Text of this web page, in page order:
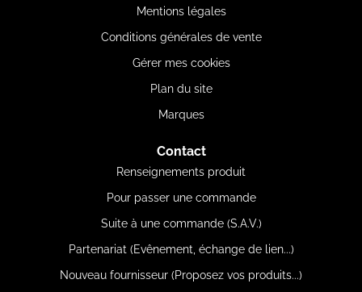
Mentions légales
Conditions générales de vente
Gérer mes cookies
Plan du site
Marques
Contact
Renseignements produit
Pour passer une commande
Suite à une commande (S.A.V.)
Partenariat (Evênement, échange de lien...)
Nouveau fournisseur (Proposez vos produits...)